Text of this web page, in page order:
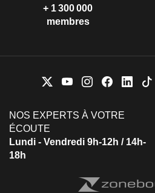
+ 1 300 000
membres
NOS EXPERTS À VOTRE
ÉCOUTE
Lundi - Vendredi 9h-12h / 14h-
18h